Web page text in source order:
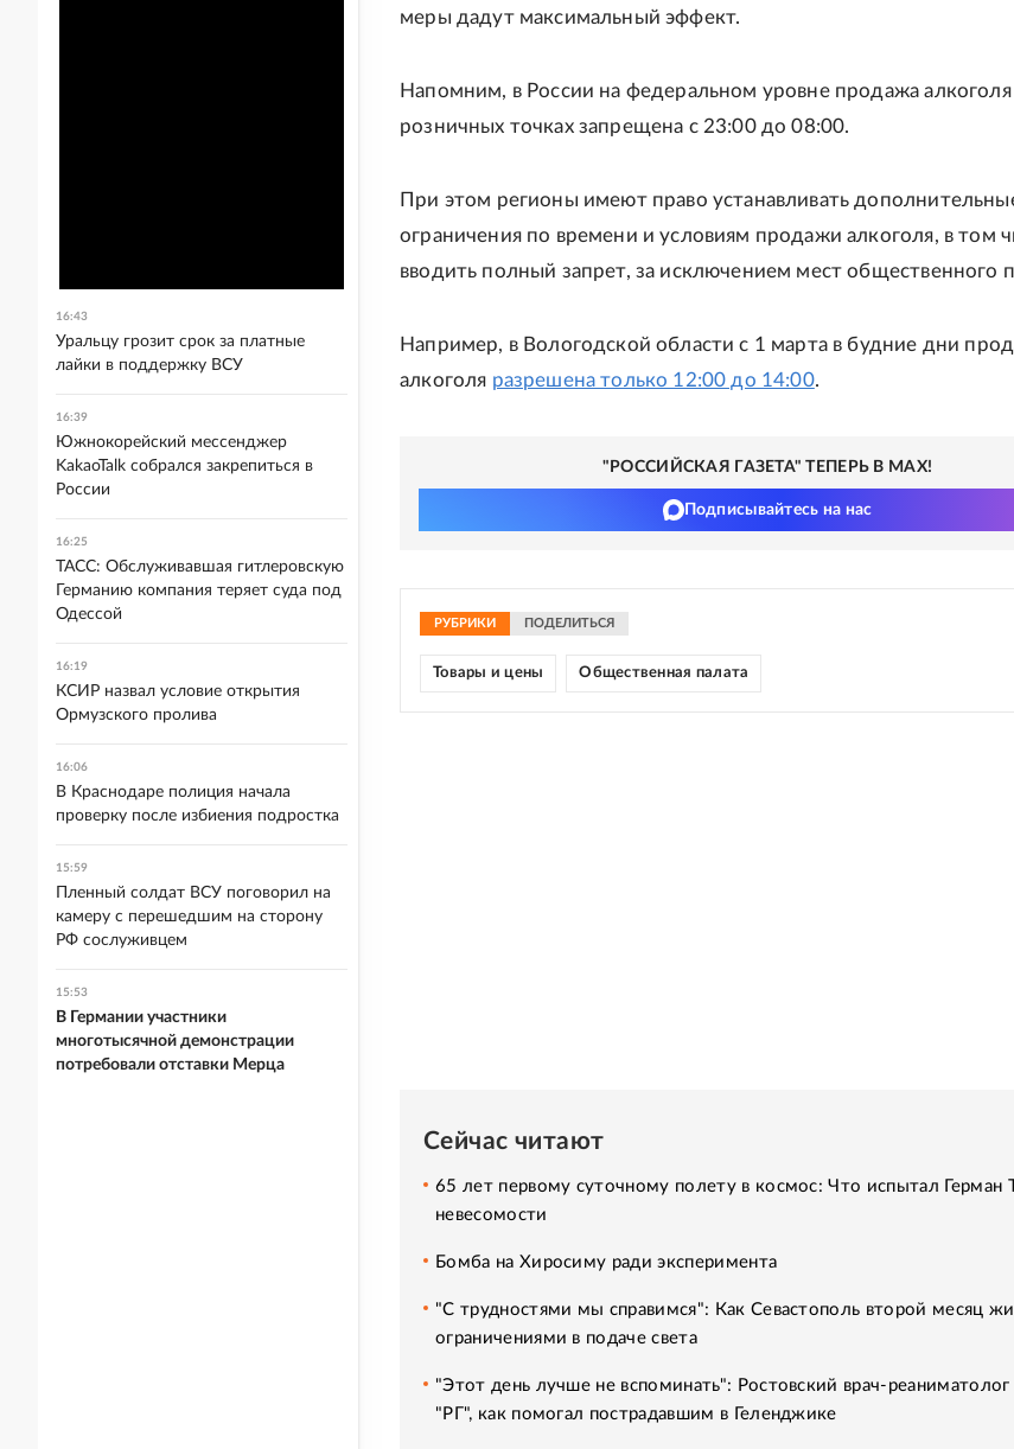
меры дадут максимальный эффект.
Напомним, в России на федеральном уровне продажа алкоголя
розничных точках запрещена с 23:00 до 08:00.
При этом регионы имеют право устанавливать
ограничения по времени и условиям продажи алкоголя, в том
вводить полный запрет, за исключением мест общественного
Например, в Вологодской области с 1 марта в будние дни
алкоголя разрешена только 12:00 до 14:00.
"РОССИЙСКАЯ ГАЗЕТА" ТЕПЕРЬ В MAX!
Подписывайтесь на нас
РУБРИКИ ПОДЕЛИТЬСЯ
Товары и цены Общественная палата
Сейчас читают
65 лет первому суточному полету в космос: Что испытал Герман
невесомости
Бомба на Хиросиму ради эксперимента
"С трудностями мы справимся": Как Севастополь второй месяц
ограничениями в подаче света
"Этот день лучше не вспоминать": Ростовский врач-реаниматолог
"РГ", как помогал пострадавшим в Геленджике
16:43
Уральцу грозит срок за платные
лайки в поддержку ВСУ
16:39
Южнокорейский мессенджер
KakaoTalk собрался закрепиться в
России
16:25
ТАСС: Обслуживавшая гитлеровскую
Германию компания теряет суда под
Одессой
16:19
КСИР назвал условие открытия
Ормузского пролива
16:06
В Краснодаре полиция начала
проверку после избиения подростка
15:59
Пленный солдат ВСУ поговорил на
камеру с перешедшим на сторону
РФ сослуживцем
15:53
В Германии участники
многотысячной демонстрации
потребовали отставки Мерца